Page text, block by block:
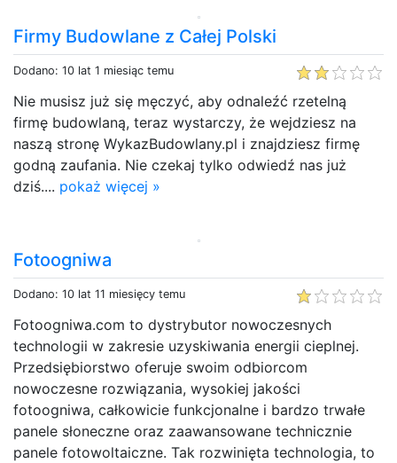
Firmy Budowlane z Całej Polski
Dodano: 10 lat 1 miesiąc temu
Nie musisz już się męczyć, aby odnaleźć rzetelną
firmę budowlaną, teraz wystarczy, że wejdziesz na
naszą stronę WykazBudowlany.pl i znajdziesz firmę
godną zaufania. Nie czekaj tylko odwiedź nas już
dziś.... pokaż więcej »
Fotoogniwa
Dodano: 10 lat 11 miesięcy temu
Fotoogniwa.com to dystrybutor nowoczesnych
technologii w zakresie uzyskiwania energii cieplnej.
Przedsiębiorstwo oferuje swoim odbiorcom
nowoczesne rozwiązania, wysokiej jakości
fotoogniwa, całkowicie funkcjonalne i bardzo trwałe
panele słoneczne oraz zaawansowane technicznie
panele fotowoltaiczne. Tak rozwinięta technologia, to